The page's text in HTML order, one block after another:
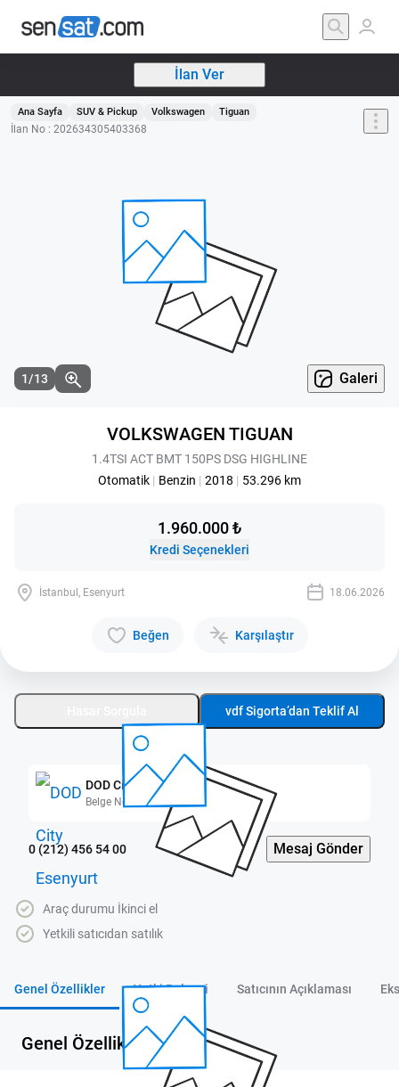
İlan Ver
Ana Sayfa SUV & Pickup Volkswagen Tiguan
İlan No : 202634305403368
Genel Özellikler
1/13 Galeri
VOLKSWAGEN TIGUAN
1.4TSI ACT BMT 150PS DSG HIGHLINE
Otomatik | Benzin | 2018 | 53.296 km
1.960.000 ₺
Kredi Seçenekleri
İstanbul, Esenyurt 18.06.2026
Beğen Karşılaştır
vdf Sigorta’dan Teklif Al
DOD City Esenyurt
Belge No: 3400448
0 (212) 456 54 00 Mesaj Gönder
Araç durumu İkinci el
Yetkili satıcıdan satılık
Genel Özellikler Yetki Belgesi Satıcının Açıklaması